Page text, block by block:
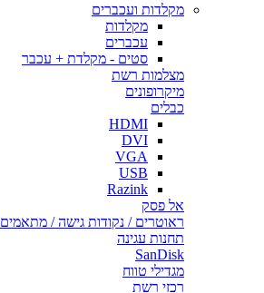
מקלדות ועכברים
מקלדות
עכברים
סטים - מקלדת + עכבר
מצלמות רשת
מיקרופונים
כבלים
HDMI
DVI
VGA
USB
Razink
אל פסק
ראוטרים / נקודות גישה / מתאמים
תחנות עגינה
SanDisk
מגדילי טווח
רכזי רשת